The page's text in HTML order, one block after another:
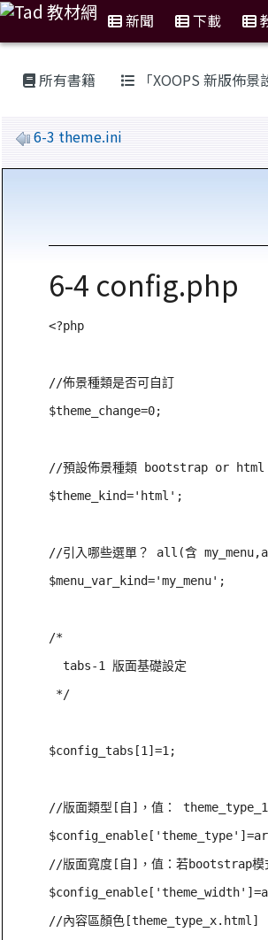
新聞 下載
所有書籍 「XOOPS 新版佈
6-3 theme.ini
6-4 config.php
<?php
//佈景種類是否可自訂
$theme_change=0;
//預設佈景種類 bootstrap or
$theme_kind='html';
//引入哪些選單？ all(含
$menu_var_kind='my_menu';
/*
  tabs-1 版面基礎設定
*/
$config_tabs[1]=1;
//版面類型[自]，值：
//版面寬度[自]，值：若bootstrap模
//內容區顏色[theme_type_x.html]